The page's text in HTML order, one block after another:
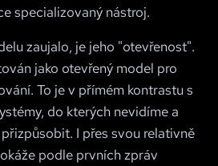
specializovaný nástroj.
zaujalo, je jeho "otevřenost".
jako otevřený model pro
To je v přímém kontrastu s
do kterých nevidíme a
I přes svou relativně
podle prvních zpráv